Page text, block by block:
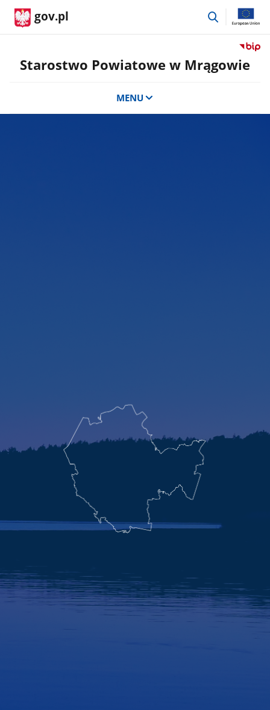
gov.pl
przejdź
Przejdź
do
Starostwo Powiatowe w Mrągowie
MENU